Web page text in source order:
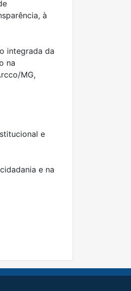
à
integrada da
na
MG,
e
e na